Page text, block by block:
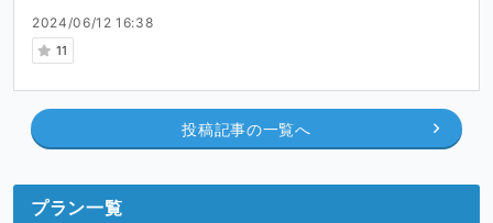
2024/06/12 16:38
11
投稿記事の一覧へ
プラン一覧